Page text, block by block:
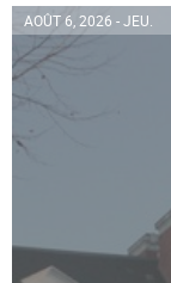
AOÛT 6, 2026 - JEU.